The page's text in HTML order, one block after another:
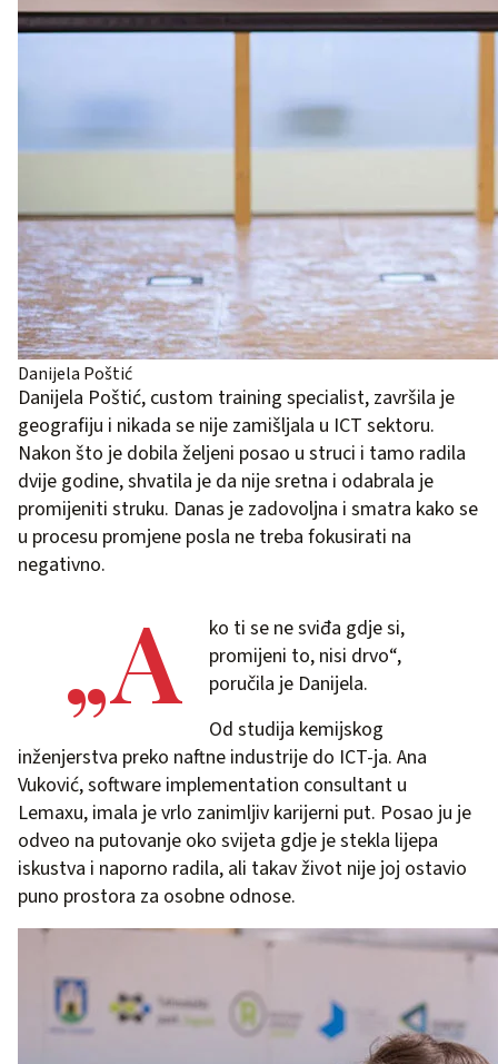
Danijela Poštić
Danijela Poštić, custom training specialist, završila je
geografiju i nikada se nije zamišljala u ICT sektoru.
Nakon što je dobila željeni posao u struci i tamo radila
dvije godine, shvatila je da nije sretna i odabrala je
promijeniti struku. Danas je zadovoljna i smatra kako se
u procesu promjene posla ne treba fokusirati na
negativno.
„A
ko ti se ne sviđa gdje si,
promijeni to, nisi drvo“,
poručila je Danijela.
Od studija kemijskog
inženjerstva preko naftne industrije do ICT-ja. Ana
Vuković, software implementation consultant u
Lemaxu, imala je vrlo zanimljiv karijerni put. Posao ju je
odveo na putovanje oko svijeta gdje je stekla lijepa
iskustva i naporno radila, ali takav život nije joj ostavio
puno prostora za osobne odnose.